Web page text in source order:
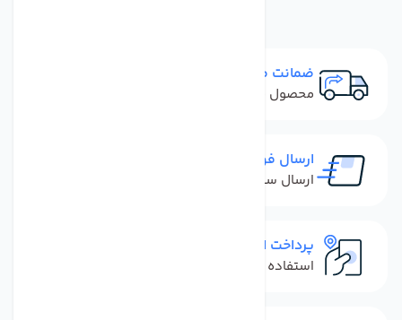
ضمانت مرجوعی
محصول نباید آسیب دیده باشد
ارسال فوری
ارسال سفارش در کمترین زمان ممکن
پرداخت امن
استفاده از روش‌های پرداخت امن